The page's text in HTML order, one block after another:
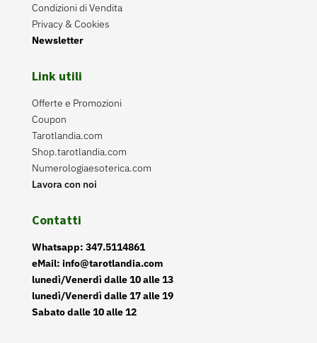
Condizioni di Vendita
Privacy & Cookies
Newsletter
Link utili
Offerte e Promozioni
Coupon
Tarotlandia.com
Shop.tarotlandia.com
Numerologiaesoterica.com
Lavora con noi
Contatti
Whatsapp: 347.5114861
eMail: info@tarotlandia.com
lunedì/Venerdì dalle 10 alle 13
lunedì/Venerdì dalle 17 alle 19
Sabato dalle 10 alle 12